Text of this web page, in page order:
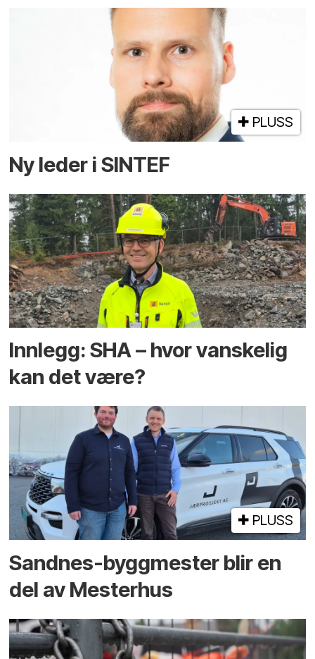
PLUSS
Ny leder i SINTEF
Innlegg: SHA – hvor vanskelig
kan det være?
PLUSS
Sandnes-byggmester blir en
del av Mesterhus